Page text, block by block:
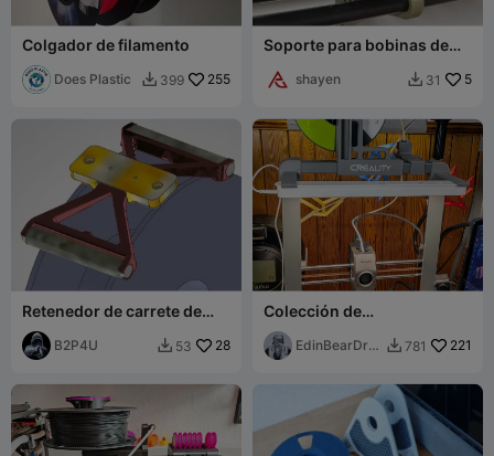
Colgador de filamento
Does Plastic  399 255
Soporte para bobinas de
paredshayen  31 5
Retenedor de carrete de
filamento CFS – Sistema
modular
B2P4U  53 28
Colección de
modificaciones para
Ender-3 V3
EdinBearDra
 781 221